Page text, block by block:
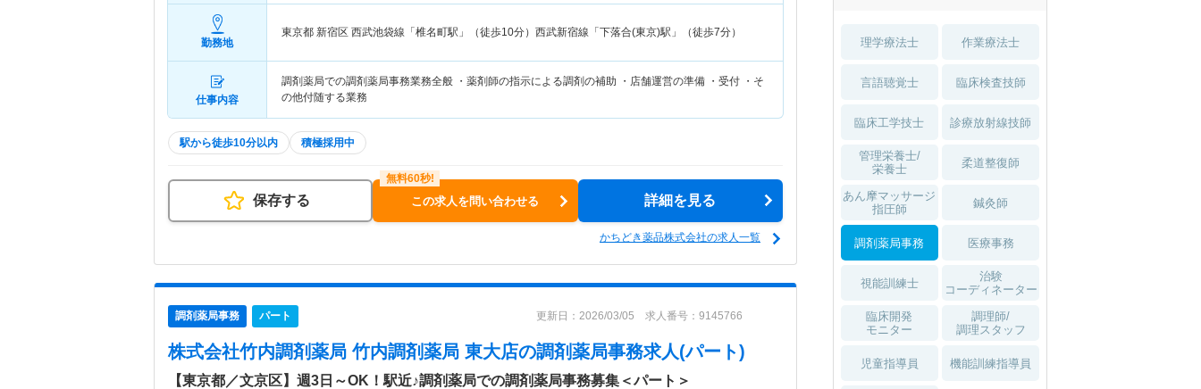
勤務地
東京都 新宿区 西武池袋線「椎名町駅」（徒歩10分）西武新宿線「下落合(東京)駅」（徒歩7分）
仕事内容
調剤薬局での調剤薬局事務業務全般 ・薬剤師の指示による調剤の補助 ・店舗運営の準備 ・受付 ・そ
の他付随する業務
駅から徒歩10分以内 積極採用中
保存する この求人を問い合わせる 詳細を見る
かちどき薬品株式会社の求人一覧
調剤薬局事務 パート 更新日：2026/03/05 求人番号：9145766
株式会社竹内調剤薬局 竹内調剤薬局 東大店の調剤薬局事務求人(パート)
【東京都／文京区】週3日～OK！駅近♪調剤薬局での調剤薬局事務募集＜パート＞
理学療法士 作業療法士
言語聴覚士 臨床検査技師
臨床工学技士 診療放射線技師
管理栄養士/
栄養士
柔道整復師
あん摩マッサージ
指圧師
鍼灸師
調剤薬局事務 医療事務
視能訓練士
治験
コーディネーター
臨床開発
モニター
調理師/
調理スタッフ
児童指導員 機能訓練指導員